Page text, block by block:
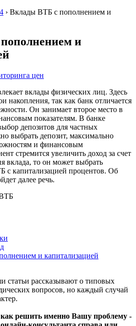
› Вклады ВТБ с пополнением и
и
вклады физических лиц. Здесь
накопления, так как банк отличается
Он занимает второе место в
показателям. В банке
депозитов для частных
выбрать депозит, максимально
и финансовым
стремится увеличить доход за счет
вклада, то он может выбрать
с капитализацией процентов. Об
далее речь.
и капитализацией
статьи рассказывают о типовых
вопросов, но каждый случай
как решить именно Вашу проблему -